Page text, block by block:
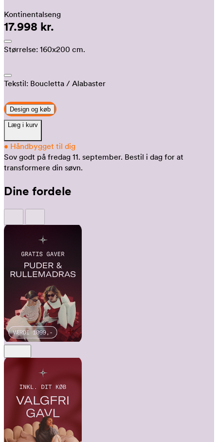
Kontinentalseng
17.998 kr.
Størrelse: 160x200 cm.
Tekstil: Boucletta / Alabaster
Design og køb
Læg i kurv
• Håndbygget til dig
Sov godt på fredag 11. september. Bestil i dag for at
transformere din søvn.
Dine fordele